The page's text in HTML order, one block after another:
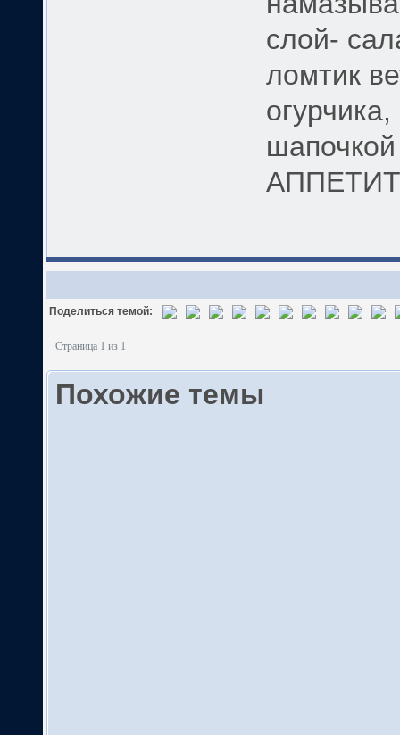
слой-
ломтик
Поделиться темой:
Страница 1 из 1
Похожие темы